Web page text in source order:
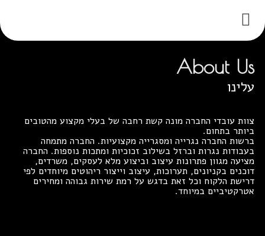
About Us
עלינו
צוות עובדי החברה מונה קשת רחבה של בעלי מקצוע מהטובים
ביותר בתחום.
ברשות החברה נגרייה ומסגרייה מקצועיות. החברה מתמחה
בעבודות נגרות וברזל בשילוב זכוכיות ומתכות נוספות. החברה
מציעה מגוון פתרונות עיצוב וביצוע מלא לעסקים, משרדים,
דוכנים בקניונים, תערוכות, עיצוב וייצור ריהוטים מיוחדים לפי
דרישת הלקוח וכל זאת בדגש על רמת שירות גבוהה ומחירים
אטרקטיביים במיוחד.